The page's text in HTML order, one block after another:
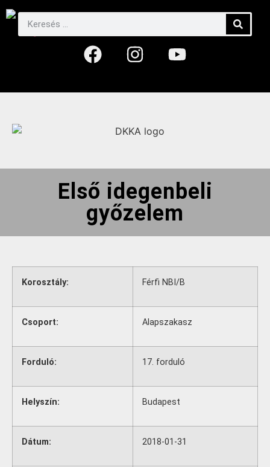
Első idegenbeli
győzelem
Korosztály: Férfi NBI/B
Csoport: Alapszakasz
Forduló: 17. forduló
Helyszín: Budapest
Dátum: 2018-01-31